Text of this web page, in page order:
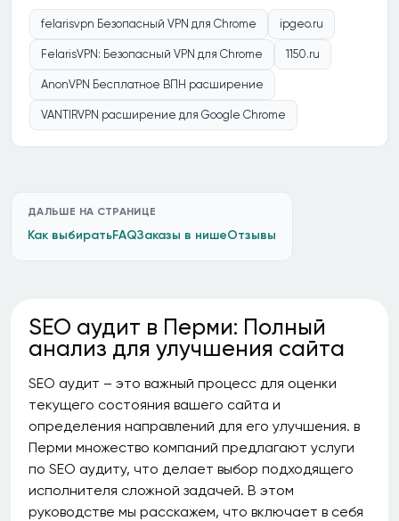
felarisvpn Безопасный VPN для Chrome ipgeo.ru
FelarisVPN: Безопасный VPN для Chrome 1150.ru
AnonVPN Бесплатное ВПН расширение
VANTIRVPN расширение для Google Chrome
ДАЛЬШЕ НА СТРАНИЦЕ
Как выбиратьFAQЗаказы в нишеОтзывы
SEO аудит в Перми: Полный
анализ для улучшения сайта
SEO аудит – это важный процесс для оценки
текущего состояния вашего сайта и
определения направлений для его улучшения. в
Перми множество компаний предлагают услуги
по SEO аудиту, что делает выбор подходящего
исполнителя сложной задачей. В этом
руководстве мы расскажем, что включает в себя